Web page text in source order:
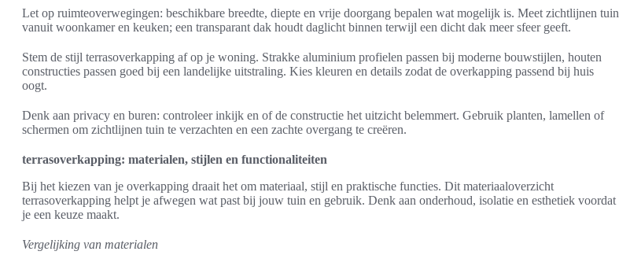
Let op ruimteoverwegingen: beschikbare breedte, diepte en vrije doorgang bepalen wat mogelijk is. Meet zichtlijnen tuin
vanuit woonkamer en keuken; een transparant dak houdt daglicht binnen terwijl een dicht dak meer sfeer geeft.
Stem de stijl terrasoverkapping af op je woning. Strakke aluminium profielen passen bij moderne bouwstijlen, houten
constructies passen goed bij een landelijke uitstraling. Kies kleuren en details zodat de overkapping passend bij huis
oogt.
Denk aan privacy en buren: controleer inkijk en of de constructie het uitzicht belemmert. Gebruik planten, lamellen of
schermen om zichtlijnen tuin te verzachten en een zachte overgang te creëren.
terrasoverkapping: materialen, stijlen en functionaliteiten
Bij het kiezen van je overkapping draait het om materiaal, stijl en praktische functies. Dit materiaaloverzicht
terrasoverkapping helpt je afwegen wat past bij jouw tuin en gebruik. Denk aan onderhoud, isolatie en esthetiek voordat
je een keuze maakt.
Vergelijking van materialen